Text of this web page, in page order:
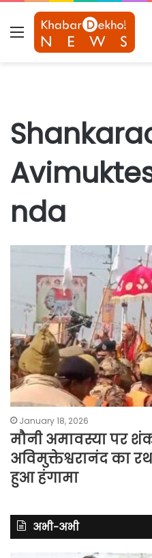
Menu
nda
January 18, 2026
मौनी अमावस्या पर
अविमुक्तेश्वरानंद का
हुआ हंगामा
अभी-अभी